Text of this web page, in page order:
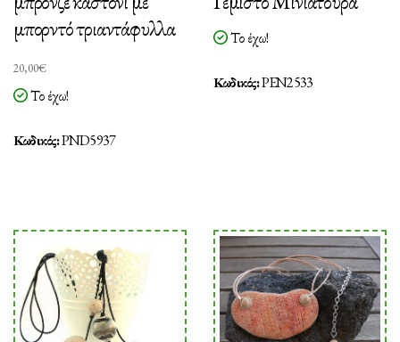
μπορντό τριαντάφυλλα
20,00€
Το έχω!
Κωδικός:PND5937
Το έχω!
Κωδικός:PEN2533